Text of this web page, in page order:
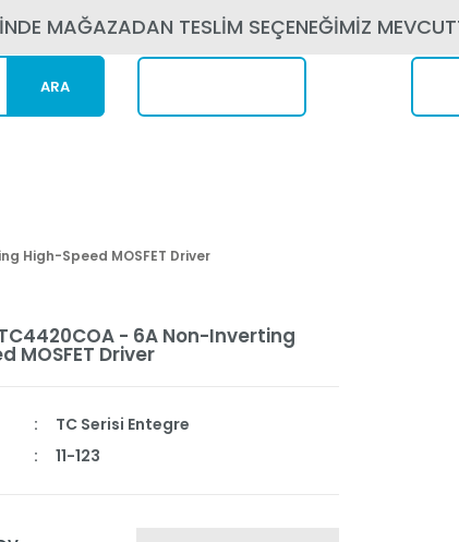
MAĞAZADAN TESLİM SEÇENEĞİMİZ
ARA
High-Speed MOSFET Driver
- 6A Non-Inverting
MOSFET Driver
TC Serisi Entegre
11-123